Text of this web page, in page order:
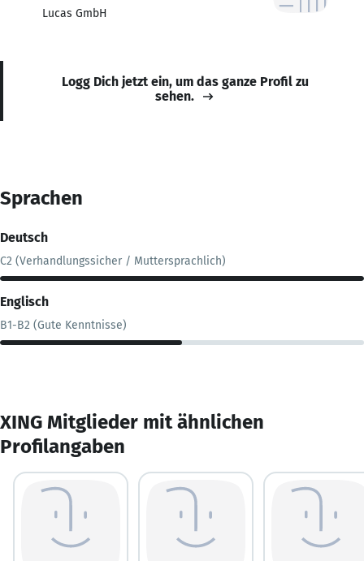
Lucas GmbH
Logg Dich jetzt ein, um das ganze Profil zu
sehen.
Sprachen
Deutsch
C2 (Verhandlungssicher / Muttersprachlich)
Englisch
B1-B2 (Gute Kenntnisse)
XING Mitglieder mit ähnlichen
Profilangaben